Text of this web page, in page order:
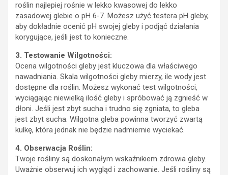
roślin najlepiej rośnie w lekko kwasowej do lekko
zasadowej glebie o pH 6-7. Możesz użyć testera pH gleby,
aby dokładnie ocenić pH swojej gleby i podjąć działania
korygujące, jeśli jest to konieczne.
3. Testowanie Wilgotności:
Ocena wilgotności gleby jest kluczowa dla właściwego
nawadniania. Skala wilgotności gleby mierzy, ile wody jest
dostępne dla roślin. Możesz wykonać test wilgotności,
wyciągając niewielką ilość gleby i spróbować ją zgnieść w
dłoni. Jeśli jest zbyt sucha i trudno się zgniata, to gleba
jest zbyt sucha. Wilgotna gleba powinna tworzyć zwartą
kulkę, która jednak nie będzie nadmiernie wyciekać.
4. Obserwacja Roślin:
Twoje rośliny są doskonałym wskaźnikiem zdrowia gleby.
Uważnie obserwuj ich wygląd i zachowanie. Jeśli rośliny są